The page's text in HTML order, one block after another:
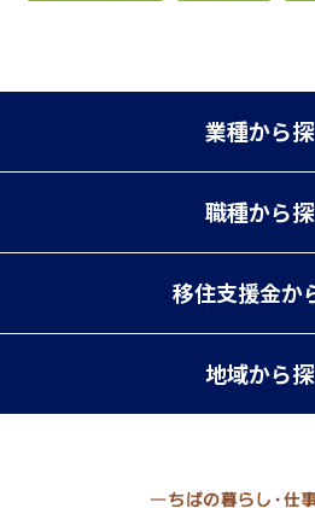
業種から
職種から
移住支援金か
地域から